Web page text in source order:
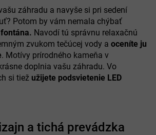
záhradu a navyše si pri sedení
Potom by vám nemala chýbať
Navodí tú správnu relaxačnú
zvukom tečúcej vody a oceníte ju
. Motívy prírodného kameňa v
doplnia vašu záhradu. Vo
si tiež užijete podsvietenie LED
a tichá prevádzka